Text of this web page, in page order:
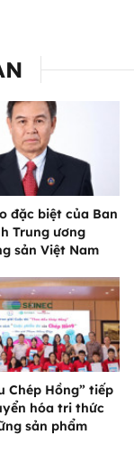
đặc biệt của Ban
Trung ương
sản Việt Nam
Chép Hồng” tiếp
hóa tri thức
sản phẩm